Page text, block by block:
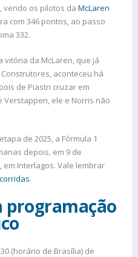
vendo os pilotos da McLaren
com 346 pontos, ao passo
332.
vitória da McLaren, que já
aconteceu há
de Piastri cruzar em
ele e Norris não
de 2025, a Fórmula 1
depois, em 9 de
em Interlagos. Vale lembrar
.
programação
(horário de Brasília) de